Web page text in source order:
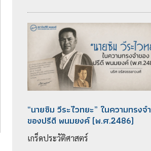
“นายซิม วีระไวทยะ” ในความทรงจำ
ของปรีดี พนมยงค์ (พ.ศ.2486)
เกร็ดประวัติศาสตร์